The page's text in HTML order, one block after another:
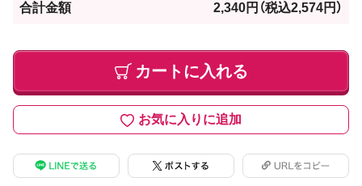
合計金額 2,340円 （税込2,574円）
カートに入れる
お気に入りに追加